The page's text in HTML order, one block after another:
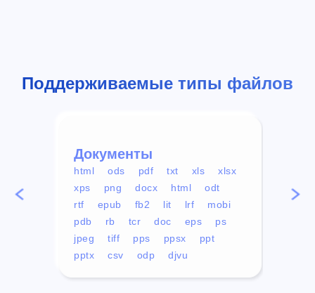
Поддерживаемые типы файлов
Документы
html ods pdf txt xls
xlsx
xps
png docx html
odt
rtf
epub fb2 lit lrf
mobi
pdb
rb tcr doc eps
ps
jpeg
tiff pps ppsx
ppt
pptx
csv odp djvu
mp4